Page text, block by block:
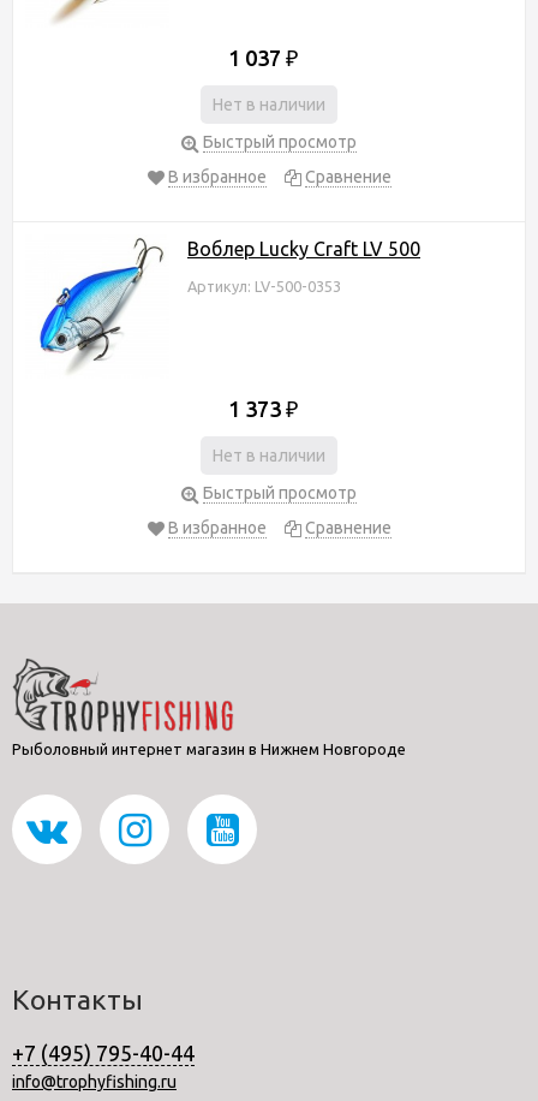
1 037 ₽
Нет в наличии
Быстрый просмотр
В избранное
Сравнение
Воблер Lucky Craft LV 500
Артикул: LV-500-0353
1 373 ₽
Нет в наличии
Быстрый просмотр
В избранное
Сравнение
Рыболовный интернет магазин в Нижнем Новгороде
Контакты
+7 (495) 795-40-44
info@trophyfishing.ru